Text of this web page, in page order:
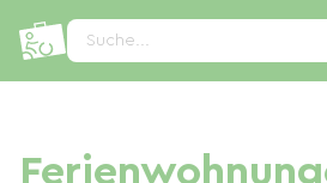
Suche...
Cookie-Einstellungen